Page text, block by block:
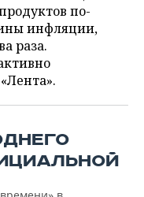
по-
инфляции,
раза.